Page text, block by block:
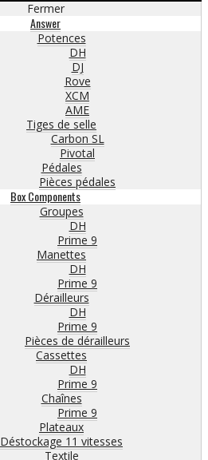
Fermer
Answer
Potences
DH
DJ
Rove
XCM
AME
Tiges de selle
Carbon SL
Pivotal
Pédales
Pièces pédales
Box Components
Groupes
DH
Prime 9
Manettes
DH
Prime 9
Dérailleurs
DH
Prime 9
Pièces de dérailleurs
Cassettes
DH
Prime 9
Chaînes
Prime 9
Plateaux
Déstockage 11 vitesses
Textile